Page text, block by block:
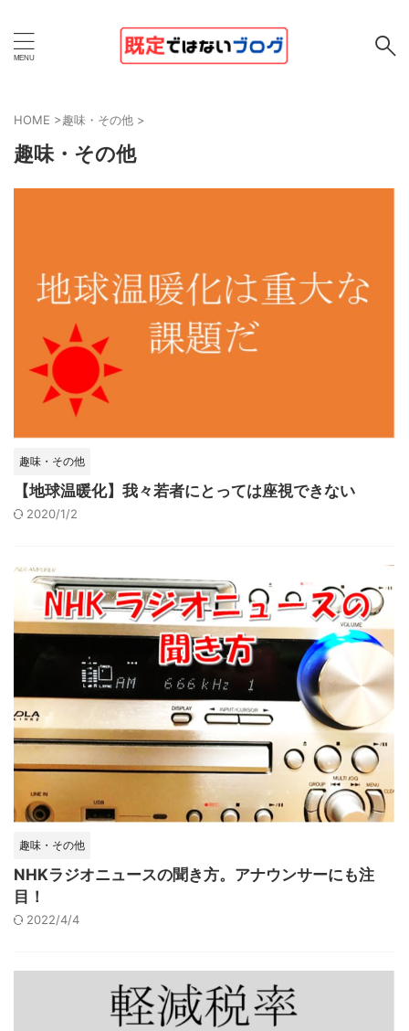
HOME >趣味・その他 >
趣味・その他
趣味・その他
【地球温暖化】我々若者にとっては座視できない
2020/1/2
趣味・その他
NHKラジオニュースの聞き方。アナウンサーにも注
目！
2022/4/4